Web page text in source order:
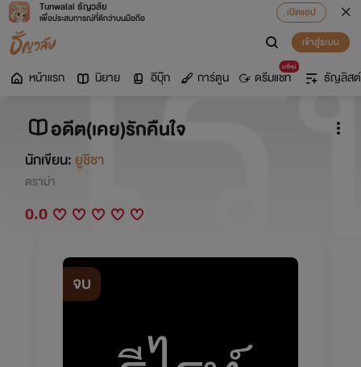
Tunwalai ธัญวลัย
เพื่อประสบการณ์ที่ดีกว่าบนมือถือ
เปิดแอป
เข้าสู่ระบบ
หน้าแรก นิยาย อีบุ๊ก การ์ตูน
มาใหม่
ดรีมแชท ธัญลิสต์
อดีต(เคย)รักคืนใจ
นักเขียน: ยูชิชา
ดราม่า
0.0
จบ